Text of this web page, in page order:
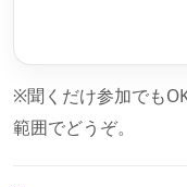
※聞くだけ参加でも
範囲でどうぞ。